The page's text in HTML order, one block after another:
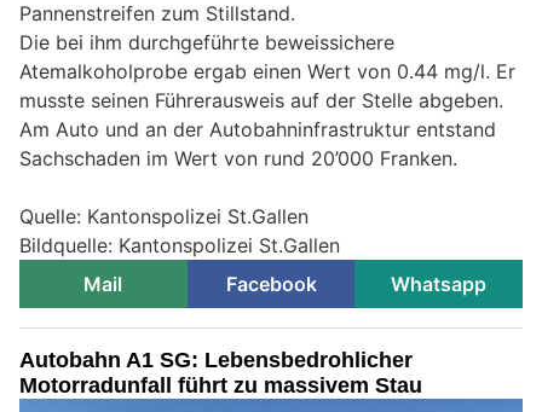
Pannenstreifen zum Stillstand.
Die bei ihm durchgeführte beweissichere
Atemalkoholprobe ergab einen Wert von 0.44 mg/l. Er
musste seinen Führerausweis auf der Stelle abgeben.
Am Auto und an der Autobahninfrastruktur entstand
Sachschaden im Wert von rund 20’000 Franken.
Quelle: Kantonspolizei St.Gallen
Bildquelle: Kantonspolizei St.Gallen
Mail
Facebook Whatsapp
Autobahn A1 SG: Lebensbedrohlicher
Motorradunfall führt zu massivem Stau